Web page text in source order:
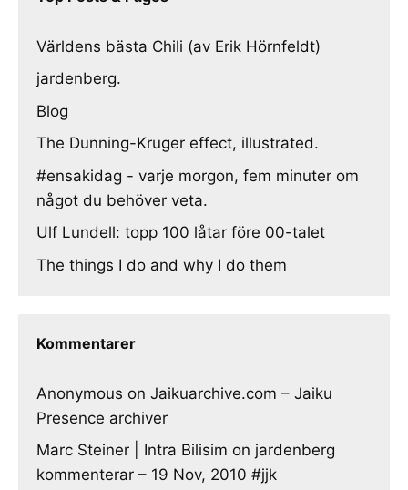
Världens bästa Chili (av Erik Hörnfeldt)
jardenberg.
Blog
The Dunning-Kruger effect, illustrated.
#ensakidag - varje morgon, fem minuter om
något du behöver veta.
Ulf Lundell: topp 100 låtar före 00-talet
The things I do and why I do them
Kommentarer
Anonymous on Jaikuarchive.com – Jaiku
Presence archiver
Marc Steiner | Intra Bilisim on jardenberg
kommenterar – 19 Nov, 2010 #jjk